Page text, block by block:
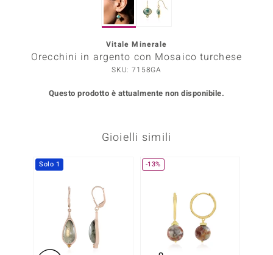
Vitale Minerale
Orecchini in argento con Mosaico turchese
SKU: 7158GA
Questo prodotto è attualmente non disponibile.
Gioielli simili
Solo 1 -13%